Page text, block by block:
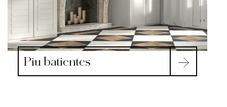
Piu batientes